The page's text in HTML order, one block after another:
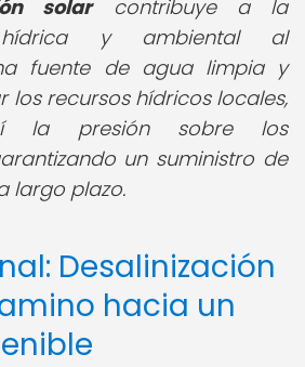
solarcontribuye a la
hídrica y ambiental al
fuente de agua limpia y
los recursos hídricos locales,
la presión sobre los
un suministro de
largo plazo.
Desalinización
hacia un